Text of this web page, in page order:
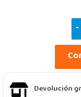
-
Devolución